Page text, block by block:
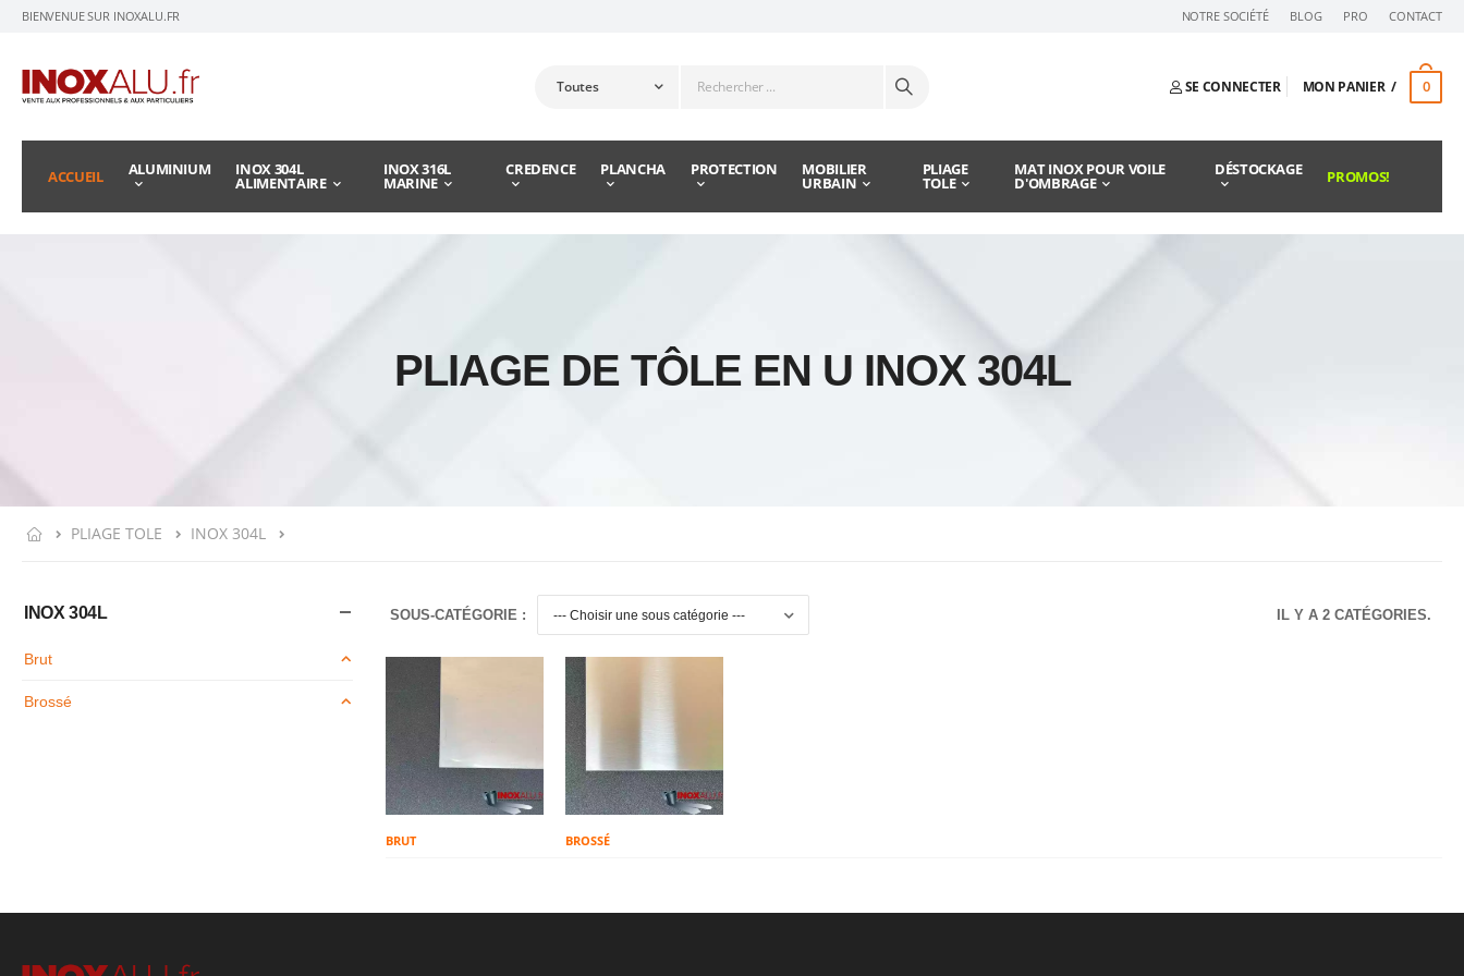
BIENVENUE SUR INOXALU.FR NOTRE SOCIÉTÉ BLOG PRO CONTACT
SE CONNECTER MON PANIER 0
ACCUEIL ALUMINIUM INOX 304L
ALIMENTAIRE
INOX 316L
MARINE
CREDENCE PLANCHA PROTECTION MOBILIER
URBAIN
PLIAGE
TOLE
MAT INOX POUR VOILE
D'OMBRAGE
DÉSTOCKAGE PROMOS!
PLIAGE DE TÔLE EN U INOX 304L
PLIAGE TOLE INOX 304L
INOX 304L
Brut
Brossé
SOUS-CATÉGORIE : IL Y A 2 CATÉGORIES.
BRUT BROSSÉ